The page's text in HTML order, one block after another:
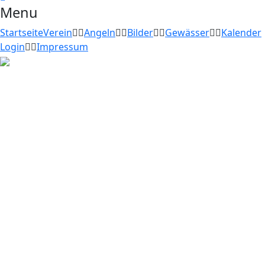
Menu
StartseiteVerein Angeln Bilder Gewässer
Kalender
Login
Impressum